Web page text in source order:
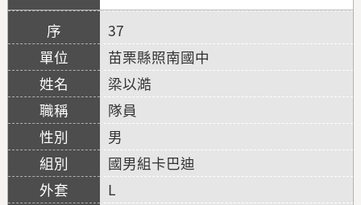
37
苗栗縣照南國中
梁以澔
隊員
男
國男組卡巴迪
L